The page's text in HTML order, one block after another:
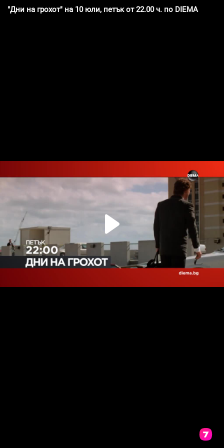
"Дни на грохот" на 10 юли, петък от 22.00 ч. по DIEMA